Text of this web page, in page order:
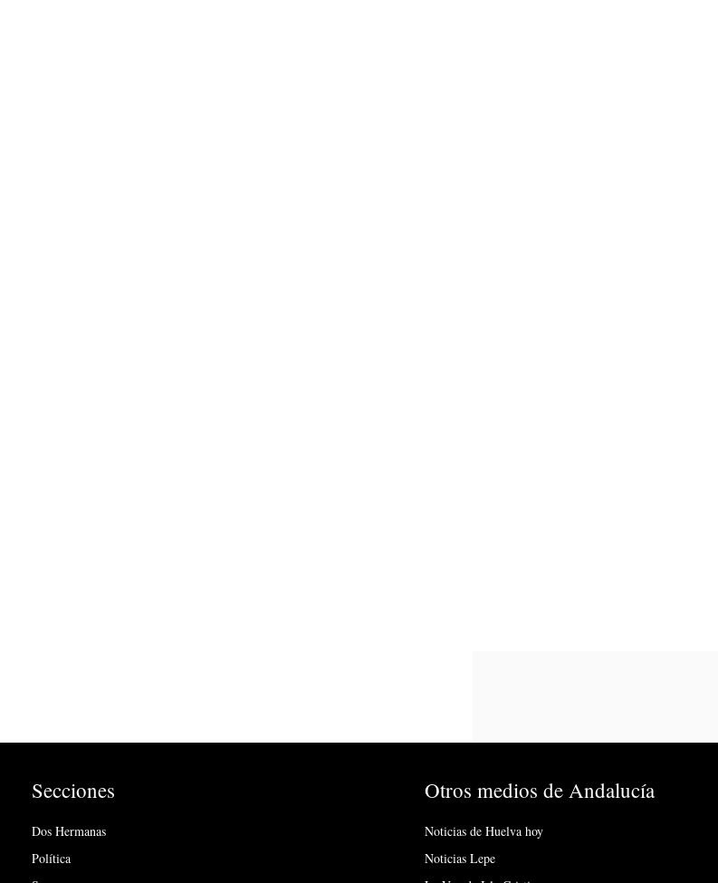
Secciones
Dos Hermanas
Política
Otros medios de Andalucía
Noticias de Huelva hoy
Noticias Lepe